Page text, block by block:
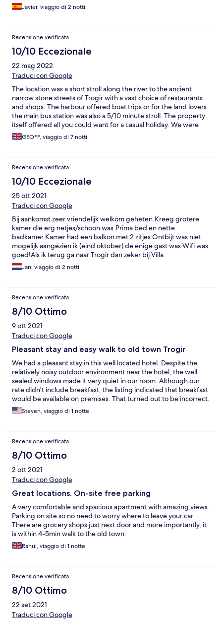
Javier, viaggio di 2 notti
Recensione verificata
10/10 Eccezionale
22 mag 2022
Traduci con Google
The location was a short stroll along the river to the ancient
narrow stone streets of Trogir with a vast choice of restaurants
and shops. The harbour offered boat trips or for the land lovers
the main bus station was also a 5/10 minute stroll. The property
itself offered all you could want for a casual holiday. We were
met on arrival and ensured we had everything needed to have a
wonderful break. The family who own the property go out of
on site the communication is instant and the one small problem
we had was rectified within 10 minutes. Tomislava, her sister and
parents are perfect hosts and leave you to enjoy your time in
Trogir without any intrusion but are always available if needed. I
can thoroughly recommend staying here
GEOFF, viaggio di 7 notti
Recensione verificata
10/10 Eccezionale
25 ott 2021
Traduci con Google
Bij aankomst zeer vriendelijk welkom geheten.Kreeg grotere
kamer die erg netjes/schoon was.Prima bed en nette
badkamer.Kamer had een balkon met 2 zitjes.Ontbijt was niet
mogelijk aangezien ik (eind oktober) de enige gast was.Wifi was
goed!Als ik terug ga naar Trogir dan zeker bij Villa
Maslina,uitstekende locatie dicht bij centrum.
Jan, viaggio di 2 notti
Recensione verificata
8/10 Ottimo
9 ott 2021
Traduci con Google
Pleasant stay and easy walk to old town Trogir
We had a pleasant stay in this well located hotel. Despite the
relatively noisy outdoor environment near the hotel, the well
sealed windows made it very quiet in our room. Although our
rate didn't include breakfast, the listing indicated that breakfast
would be available on premises. That turned out to be incorrect.
However, the short walk and numerous breakfast options in the
old town turned the potential problem into an opportunity to
Steven, viaggio di 1 notte
Recensione verificata
8/10 Ottimo
2 ott 2021
Traduci con Google
Great locations. On-site free parking
A very comfortable and spacious apartment with amazing views.
Parking on site so no need to worry where to leave your car.
There are grocery shops just next door and more importantly, it
is within 4-5min walk to the old town.
Rahul, viaggio di 1 notte
Recensione verificata
8/10 Ottimo
22 set 2021
Traduci con Google